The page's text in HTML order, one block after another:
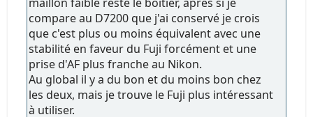
compare au D7200 que j'ai conservé je crois
que c'est plus ou moins équivalent avec une
stabilité en faveur du Fuji forcément et une
prise d'AF plus franche au Nikon.
Au global il y a du bon et du moins bon chez
les deux, mais je trouve le Fuji plus intéressant
à utiliser.